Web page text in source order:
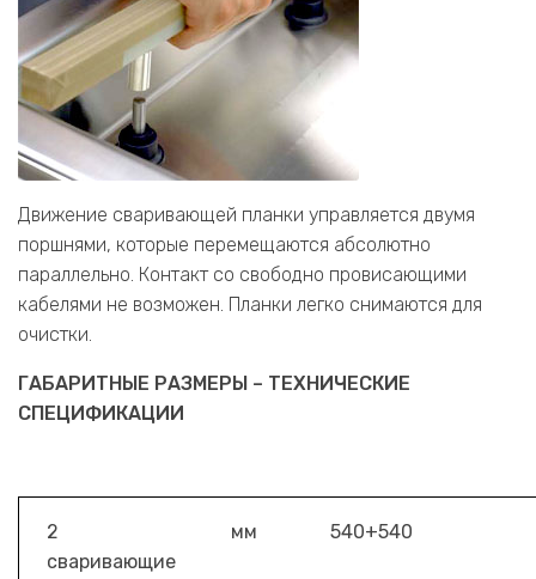
Движение сваривающей планки управляется двумя
поршнями, которые перемещаются абсолютно
параллельно. Контакт со свободно провисающими
кабелями не возможен. Планки легко снимаются для
очистки.
ГАБАРИТНЫЕ РАЗМЕРЫ – ТЕХНИЧЕСКИЕ
СПЕЦИФИКАЦИИ
2
сваривающие
мм 540+540